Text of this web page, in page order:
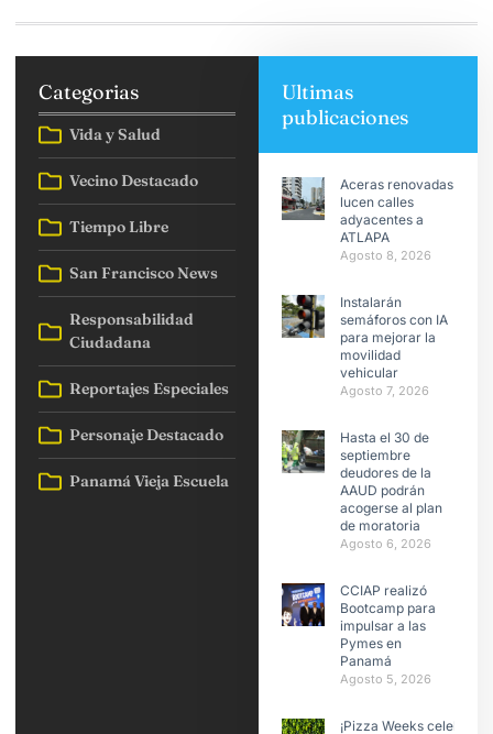
Categorias
Vida y Salud
Vecino Destacado
Tiempo Libre
San Francisco News
Responsabilidad
Ciudadana
Reportajes Especiales
Personaje Destacado
Panamá Vieja Escuela
Ultimas
publicaciones
Aceras renovadas
lucen calles
adyacentes a
ATLAPA
Agosto 8, 2026
Instalarán
semáforos con IA
para mejorar la
movilidad
vehicular
Agosto 7, 2026
Hasta el 30 de
septiembre
deudores de la
AAUD podrán
acogerse al plan
de moratoria
Agosto 6, 2026
CCIAP realizó
Bootcamp para
impulsar a las
Pymes en
Panamá
Agosto 5, 2026
¡Pizza Weeks celebra